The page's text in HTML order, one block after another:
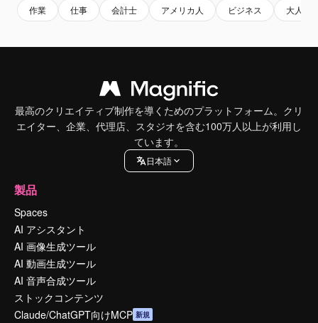
作業 仕事 会計士 アメリカ人 ビジネス 大人の
最高のクリエイティブ制作を導くためのプラットフォーム。クリ
エイター、企業、代理店、スタジオを含む100万人以上が利用し
ています。
日本語
製品
Spaces
AI アシスタント
AI 画像生成ツール
AI 動画生成ツール
AI 音声合成ツール
ストックコンテンツ
Claude/ChatGPT向けMCP 新規